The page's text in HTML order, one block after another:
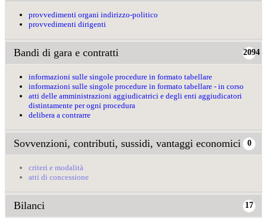
provvedimenti organi indirizzo-politico
provvedimenti dirigenti
2094
Bandi di gara e contratti
informazioni sulle singole procedure in formato tabellare
informazioni sulle singole procedure in formato tabellare - in corso
atti delle amministrazioni aggiudicatrici e degli enti aggiudicatori
distintamente per ogni procedura
delibera a contrarre
0
Sovvenzioni, contributi, sussidi, vantaggi economici
criteri e modalità
atti di concessione
17
Bilanci